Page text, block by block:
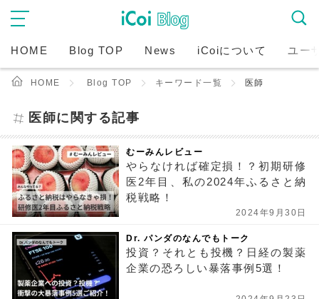
HOME Blog TOP News iCoiについて ユー
HOME Blog TOP キーワード一覧 医師
医師に関する記事
むーみんレビュー
やらなければ確定損！？初期研修
医2年目、私の2024年ふるさと納
税戦略！
2024年9月30日
Dr. パンダのなんでもトーク
投資？それとも投機？日経の製薬
企業の恐ろしい暴落事例5選！